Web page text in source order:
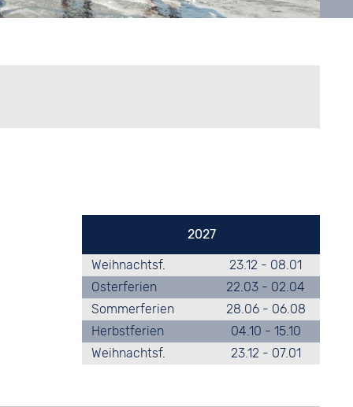
2027
Weihnachtsf.
23.12 - 08.01
Osterferien
22.03 - 02.04
Sommerferien
28.06 - 06.08
Herbstferien
04.10 - 15.10
Weihnachtsf.
23.12 - 07.01